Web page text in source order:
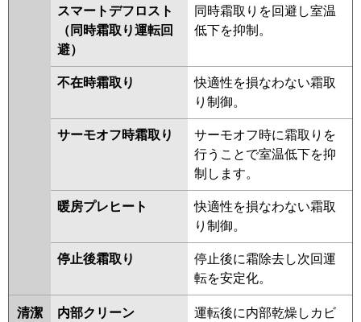
スマートデフロスト
（同時霜取り運転回
避）
同時霜取りを回避し室温
低下を抑制。
不在時霜取り
快適性を損なわない霜取
り制御。
サーモオフ時霜取り
サーモオフ時に霜取りを
行うことで室温低下を抑
制します。
暖房プレヒート
快適性を損なわない霜取
り制御。
停止後霜取り
停止後に霜除去し次回運
転を安定化。
清潔
内部クリーン
運転後に内部乾燥しカビ